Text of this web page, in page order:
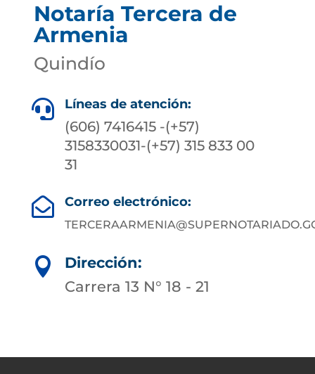
Notaría Tercera de
Armenia
Quindío
 Líneas de atención:
(606) 7416415 -(+57)
3158330031-(+57) 315 833 00
31
 Correo electrónico:

Dirección:
Carrera 13 N° 18 - 21